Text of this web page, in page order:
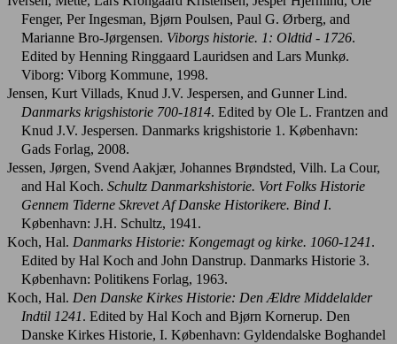
Fenger, Per Ingesman, Bjørn Poulsen, Paul G. Ørberg, and
Marianne Bro-Jørgensen. Viborgs historie. 1: Oldtid - 1726.
Edited by Henning Ringgaard Lauridsen and Lars Munkø.
Viborg: Viborg Kommune, 1998.
Jensen, Kurt Villads, Knud J.V. Jespersen, and Gunner Lind.
Danmarks krigshistorie 700-1814. Edited by Ole L. Frantzen and
Knud J.V. Jespersen. Danmarks krigshistorie 1. København:
Gads Forlag, 2008.
Jessen, Jørgen, Svend Aakjær, Johannes Brøndsted, Vilh. La Cour,
and Hal Koch. Schultz Danmarkshistorie. Vort Folks Historie
Gennem Tiderne Skrevet Af Danske Historikere. Bind I.
København: J.H. Schultz, 1941.
Koch, Hal. Danmarks Historie: Kongemagt og kirke. 1060-1241.
Edited by Hal Koch and John Danstrup. Danmarks Historie 3.
København: Politikens Forlag, 1963.
Koch, Hal. Den Danske Kirkes Historie: Den Ældre Middelalder
Indtil 1241. Edited by Hal Koch and Bjørn Kornerup. Den
Danske Kirkes Historie, I. København: Gyldendalske Boghandel